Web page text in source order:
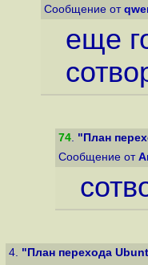
Сообщение от
еще
74. "План
Сообщение от
4. "План перехода